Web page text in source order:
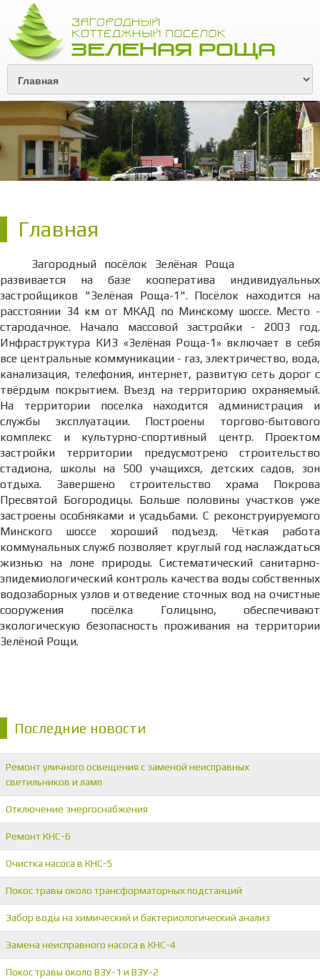
Главная
Загородный посёлок Зелёная Роща
развивается на базе кооператива индивидуальных
застройщиков "Зелёная Роща-1". Посёлок находится на
расстоянии 34 км от МКАД по Минскому шоссе. Место -
стародачное. Начало массовой застройки - 2003 год.
Инфраструктура КИЗ «Зелёная Роща-1» включает в себя
все центральные коммуникации - газ, электричество, вода,
канализация, телефония, интернет, развитую сеть дорог с
твёрдым покрытием. Въезд на территорию охраняемый.
На территории поселка находится администрация и
службы эксплуатации. Построены торгово-бытового
комплекс и культурно-спортивный центр. Проектом
застройки территории предусмотрено строительство
стадиона, школы на 500 учащихся, детских садов, зон
отдыха. Завершено строительство храма Покрова
Пресвятой Богородицы. Больше половины участков уже
застроены особняками и усадьбами. С реконструируемого
Минского шоссе хороший подъезд. Чёткая работа
коммунальных служб позволяет круглый год наслаждаться
жизнью на лоне природы. Систематический санитарно-
эпидемиологический контроль качества воды собственных
водозаборных узлов и отведение сточных вод на очистные
сооружения посёлка Голицыно, обеспечивают
экологическую безопасность проживания на территории
Зелёной Рощи.
Последние новости
Ремонт уличного освещения с заменой неисправных
светильников и ламп
Отключение энергоснабжения
Ремонт КНС-6
Очистка насоса в КНС-5
Покос травы около трансформаторных подстанций
Забор воды на химический и бактериологический анализ
Замена неисправного насоса в КНС-4
Покос травы около ВЗУ-1 и ВЗУ-2